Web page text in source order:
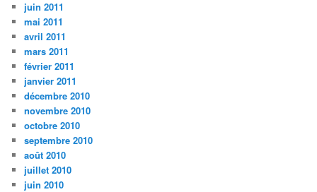
juin 2011
mai 2011
avril 2011
mars 2011
février 2011
janvier 2011
décembre 2010
novembre 2010
octobre 2010
septembre 2010
août 2010
juillet 2010
juin 2010